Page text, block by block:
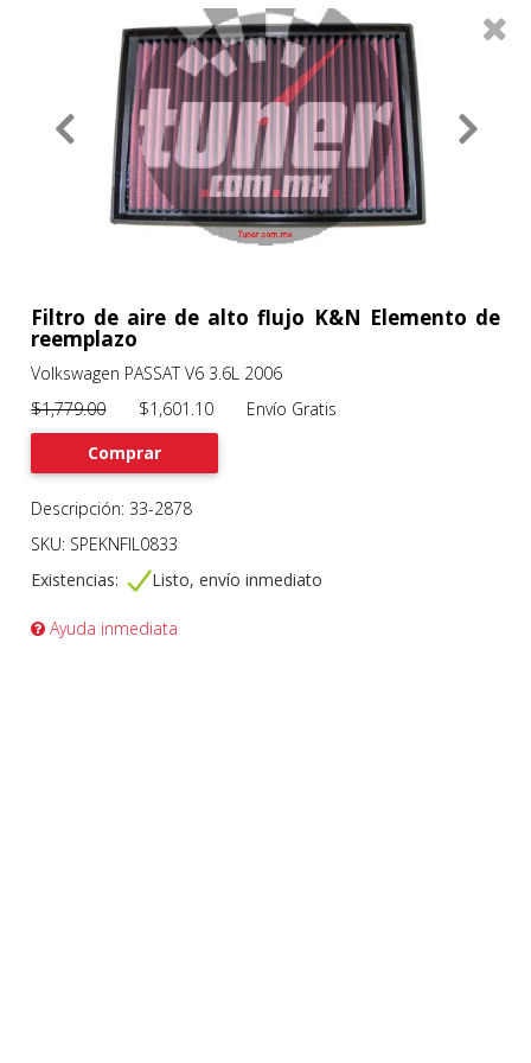
About
Services
Clients
Productos Filtros 0
Previous
Filtro de aire de alto flujo K&N Elemento de
reemplazo
Volkswagen PASSAT V6 3.6L 2006
$1,779.00$1,601.10 Envío Gratis
Comprar
Descripción: 33-2878
SKU: SPEKNFIL0833
Existencias:
Listo, envío inmediato
Ayuda inmediata